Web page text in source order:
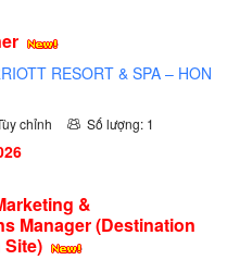
RESORT & SPA – HON
chỉnh Số lượng: 1
&
Manager (Destination
Site)